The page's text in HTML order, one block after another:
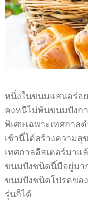
หนึ่งในขนมแสนอร่อ
คงหนีไม่พ้นขนมปังกา
พิเศษเฉพาะเทศกาล
เช้านี้ได้สร้างความ
เทศกาลอีสเตอร์มาแ
ขนมปังชนิดนี้มีอยู่มา
ขนมปังชนิดโปรดขอ
รุ่นก็ได้